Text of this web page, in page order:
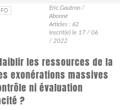
Eric Gautron /
Abonné
Articles : 62
Inscrit(e) le 17 / 06
/ 2022
les ressources de la
exonérations massives
ni évaluation
?